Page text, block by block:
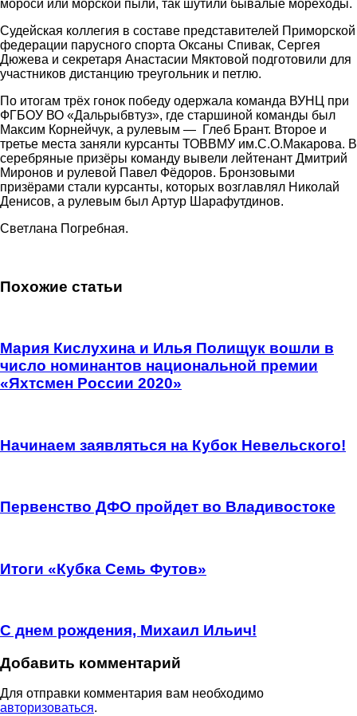
мороси или морской пыли, так шутили бывалые мореходы.
Судейская коллегия в составе представителей Приморской
федерации парусного спорта Оксаны Спивак, Сергея
Дюжева и секретаря Анастасии Мяктовой подготовили для
участников дистанцию треугольник и петлю.
По итогам трёх гонок победу одержала команда ВУНЦ при
ФГБОУ ВО «Дальрыбвтуз», где старшиной команды был
Максим Корнейчук, а рулевым — Глеб Брант. Второе и
третье места заняли курсанты ТОВВМУ им.С.О.Макарова. В
серебряные призёры команду вывели лейтенант Дмитрий
Миронов и рулевой Павел Фёдоров. Бронзовыми
призёрами стали курсанты, которых возглавлял Николай
Денисов, а рулевым был Артур Шарафутдинов.
Светлана Погребная.
Похожие статьи
Мария Кислухина и Илья Полищук вошли в
число номинантов национальной премии
«Яхтсмен России 2020»
Начинаем заявляться на Кубок Невельского!
Первенство ДФО пройдет во Владивостоке
Итоги «Кубка Семь Футов»
С днем рождения, Михаил Ильич!
Добавить комментарий
Для отправки комментария вам необходимо
авторизоваться.